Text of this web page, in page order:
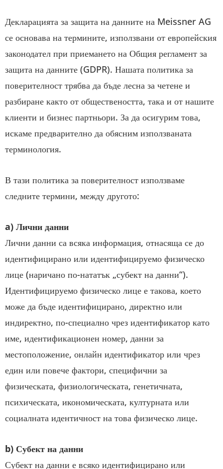
Декларацията за защита на данните на Meissner AG
се основава на термините, използвани от европейския
законодател при приемането на Общия регламент за
защита на данните (GDPR). Нашата политика за
поверителност трябва да бъде лесна за четене и
разбиране както от обществеността, така и от нашите
клиенти и бизнес партньори. За да осигурим това,
искаме предварително да обясним използваната
терминология.
В тази политика за поверителност използваме
следните термини, между другото:
a) Лични данни
Лични данни са всяка информация, отнасяща се до
идентифицирано или идентифицируемо физическо
лице (наричано по-нататък „субект на данни“).
Идентифицируемо физическо лице е такова, което
може да бъде идентифицирано, директно или
индиректно, по-специално чрез идентификатор като
име, идентификационен номер, данни за
местоположение, онлайн идентификатор или чрез
един или повече фактори, специфични за
физическата, физиологическата, генетичната,
психическата, икономическата, културната или
социалната идентичност на това физическо лице.
b) Субект на данни
Субект на данни е всяко идентифицирано или